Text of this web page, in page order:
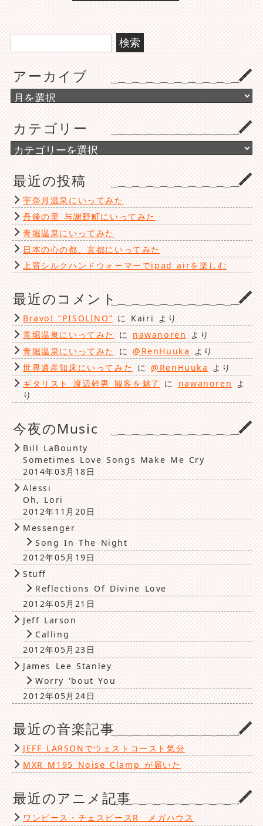
検
索:
アーカイブ
ア
ー
イ
ブ
カテゴリー
カ
テ
リ
ー
最近の投稿
宇奈月温泉にいってみた
丹後の里 与謝野町にいってみた
青堀温泉にいってみた
日本の心の都、京都にいってみた
上質シルクハンドウォーマーでipad airを楽しむ
最近のコメント
Bravo! “PISOLINO” に Kairi より
青堀温泉にいってみた
に nawanoren より
青堀温泉にいってみた
に @RenHuuka
より
世界遺産知床にいってみた に@RenHuuka
より
ギタリスト 渡辺幹男 観客を魅了
に nawanoren よ
り
今夜のMusic
Bill LaBounty
Sometimes Love Songs Make Me Cry
2014年03月18日
Alessi
Oh, Lori
2012年11月20日
Messenger
Song In The Night
2012年05月19日
Stuff
Reflections Of Divine Love
2012年05月21日
Jeff Larson
Calling
2012年05月23日
James Lee Stanley
Worry 'bout You
2012年05月24日
最近の音楽記事
JEFF LARSONでウェストコースト気分
MXR M195 Noise Clamp が届いた
最近のアニメ記事
ワンピース・チェスピースR メガハウス